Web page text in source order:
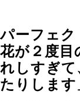
パーフェク
花が２度目
れしすぎて
たりします